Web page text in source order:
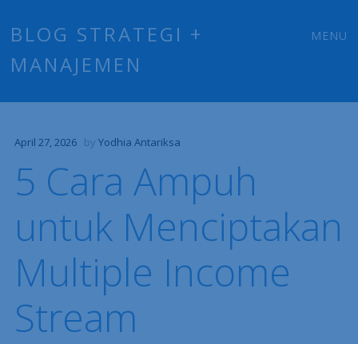
BLOG STRATEGI +
MANAJEMEN
MENU
April 27, 2026 by Yodhia Antariksa
5 Cara Ampuh
untuk Menciptakan
Multiple Income
Stream